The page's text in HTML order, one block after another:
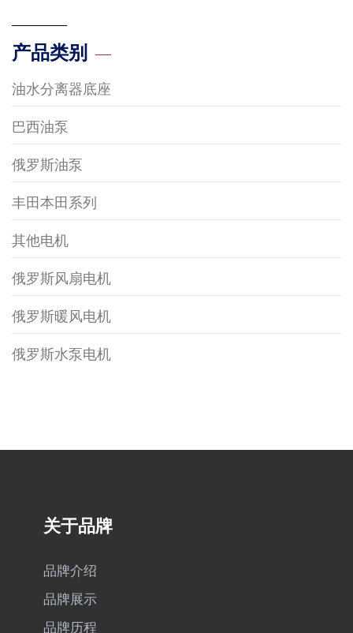
产品类别
油水分离器底座
巴西油泵
俄罗斯油泵
丰田本田系列
其他电机
俄罗斯风扇电机
俄罗斯暖风电机
俄罗斯水泵电机
关于品牌
品牌介绍
品牌展示
品牌历程